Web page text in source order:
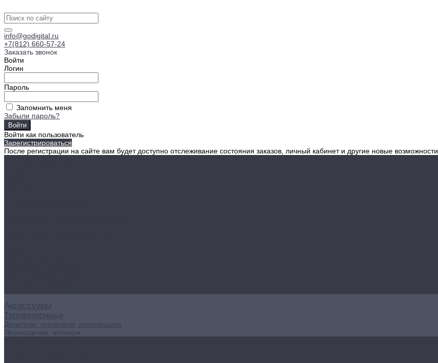
info@godigital.ru
+7(812) 660-57-24
Заказать звонок
Войти
Логин
Пароль
Запомнить меня
Забыли пароль?
Войти как пользователь
Зарегистрироваться
После регистрации на сайте вам будет доступно отслеживание состояния заказов, личный кабинет и другие новые возможности
Аксессуары
Телевизионные
Делители, усилители, грозозащита
Переходники, штекера